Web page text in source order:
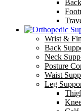
Wrist &
Back
Neck
Posture
Waist
Leg